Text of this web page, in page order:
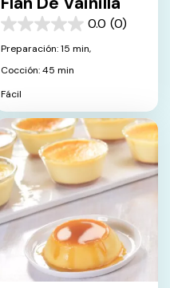
0.0 (0)
0.0
de
estrellas.
Preparación: 15 min,
Cocción: 45 min
Fácil